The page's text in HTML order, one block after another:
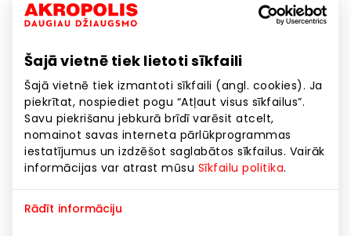
Šajā vietnē tiek lietoti sīkfaili
Šajā vietnē tiek izmantoti sīkfaili (angl. cookies). Ja
piekrītat, nospiediet pogu “Atļaut visus sīkfailus”.
Savu piekrišanu jebkurā brīdī varēsit atcelt,
nomainot savas interneta pārlūkprogrammas
iestatījumus un izdzēšot saglabātos sīkfailus. Vairāk
informācijas var atrast mūsu Sīkfailu politika.
Rādīt informāciju
Mūsu galvenā vērtība ir cilvēks, tāpēc pastāvīgi
strādājam pie produktu kvalitātes un augsta līmeņa
Evelatus veikalā IIC "AKROPOLE Alfa" iespējams
nodot remontam mobilos telefonus, klēpjdatorus,
spēļu konsoles, putekļu sūcējus un DJI dronus.
Pakalpojumi Preces
Preces mājai, sadzīves tehnika